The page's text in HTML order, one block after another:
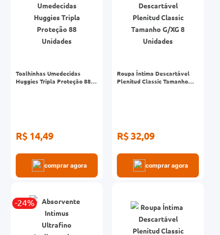
Toalhinhas Umedecidas
Huggies Tripla Proteção 88
R$ 14,49
comprar agora
Roupa Íntima Descartável
Plenitud Classic Tamanho
R$ 32,09
comprar agora
-24%